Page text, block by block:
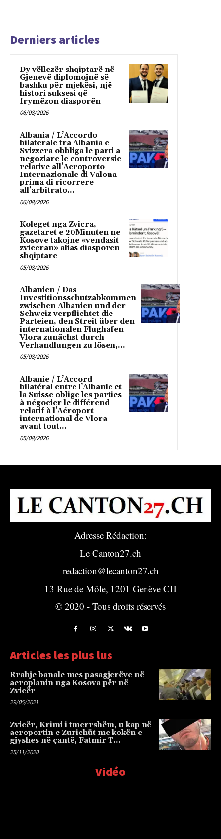
Derniers articles
Dy vëllezër shqiptarë në
Gjenevë diplomojnë së
bashku për mjekësi, një
histori suksesi që
frymëzon diasporën
06/08/2026
Albania / L’Accordo
bilaterale tra Albania e
Svizzera obbliga le parti a
negoziare le controversie
relative all’Aeroporto
Internazionale di Valona
prima di ricorrere
all’arbitrato...
06/08/2026
Koleget nga Zvicra,
gazetaret e 20Minuten ne
Kosove takojne «vendasit
zviceran» alias diasporen
shqiptare
05/08/2026
Albanien / Das
Investitionsschutzabkommen
zwischen Albanien und der
Schweiz verpflichtet die
Parteien, den Streit über den
internationalen Flughafen
Vlora zunächst durch
Verhandlungen zu lösen,...
05/08/2026
Albanie / L’Accord
bilatéral entre l’Albanie et
la Suisse oblige les parties
à négocier le différend
relatif à l’Aéroport
international de Vlora
avant tout...
05/08/2026
Adresse Rédaction:
Le Canton27.ch
redaction@lecanton27.ch
13 Rue de Môle, 1201 Genève CH
© 2020 - Tous droits réservés
Articles les plus lus
Rrahje banale mes pasagjerëve në
aeroplanin nga Kosova për në
Zvicër
29/05/2021
Zvicër, Krimi i tmerrshëm, u kap në
aeroportin e Zurichüt me kokën e
gjyshes në çantë, Fatmir T…
25/11/2020
Vidéo